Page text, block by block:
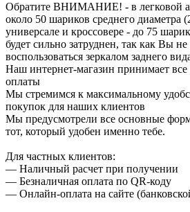
Обратите ВНИМАНИЕ! - в легковой
около 50 шариков среднего диаметра
универсале и кроссовере - до 75
будет сильно затруднен, так как Вы
воспользоваться зеркалом заднего
Наш интернет-магазин принимает
оплаты
Мы стремимся к максимальному
покупок для наших клиентов
Мы предусмотрели все основные
тот, который удобен именно тебе.
Для частных клиентов:
— Наличный расчет при получении
— Безналичная оплата по QR-коду
— Онлайн-оплата на сайте